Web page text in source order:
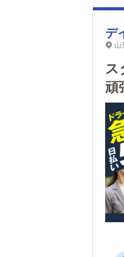
デ
山
ス
頑
さ